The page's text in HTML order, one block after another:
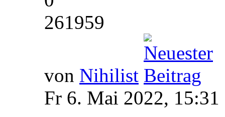
261959
von Nihilist
Fr 6. Mai 2022, 15:31